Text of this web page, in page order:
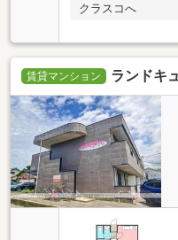
クラスコへ
賃貸マンション ランドキ